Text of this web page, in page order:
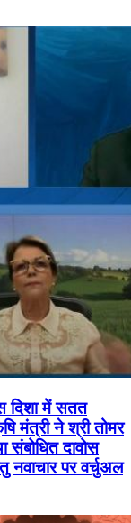
दिशा में सतत
मंत्री ने श्री तोमर
संबोधित दावोस
नवाचार पर वर्चुअल